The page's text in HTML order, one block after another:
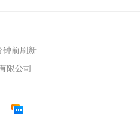
钟前刷新
限公司